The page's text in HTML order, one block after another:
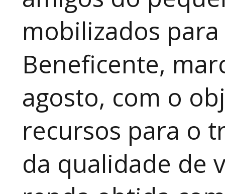
mobilizados
Beneficente,
agosto, com o
recursos para o
da qualidade de